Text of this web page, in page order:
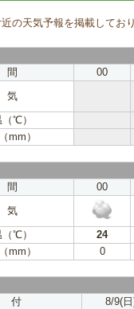
の天気予報を掲載してお
間
00
気
℃）
mm）
間
00
気
℃）
24
mm）
0
付
8/9(